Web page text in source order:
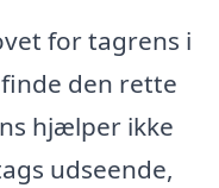
for tagrens i
den rette
hjælper ikke
udseende,